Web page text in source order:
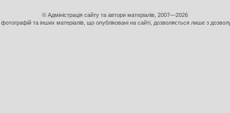
© Адміністрація сайту та автори матеріалів, 2007—2026
та інших матеріалів, що опубліковані на сайті, дозволяється лише з дозволу